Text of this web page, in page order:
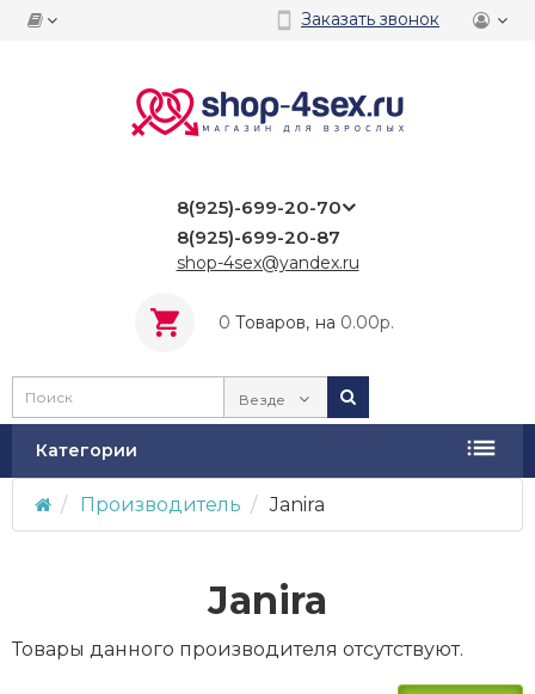
Заказать звонок
8(925)-699-20-70
8(925)-699-20-87
shop-4sex@yandex.ru
0 Tоваров, на 0.00р.
Везде
Категории
Производитель Janira
Janira
Товары данного производителя отсутствуют.